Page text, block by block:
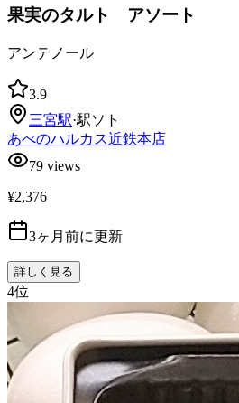
果実のタルト アソート
アンテノール
3.9
三宮駅·駅ソト
あべのハルカス近鉄本店
79 views
¥2,376
3ヶ月前に更新
詳しく見る
4位